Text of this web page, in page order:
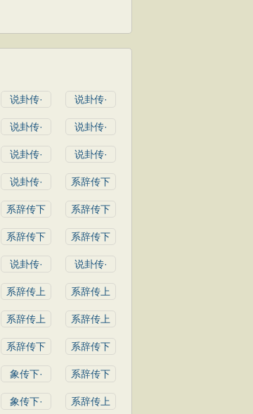
说卦传· 说卦传·
说卦传· 说卦传·
说卦传· 说卦传·
说卦传· 系辞传下
系辞传下 系辞传下
系辞传下 系辞传下
说卦传· 说卦传·
系辞传上 系辞传上
系辞传上 系辞传上
系辞传下 系辞传下
象传下· 系辞传下
象传下· 系辞传上